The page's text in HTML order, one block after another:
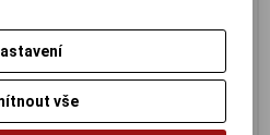
Měnič RDM6000SGS DEORE
vše